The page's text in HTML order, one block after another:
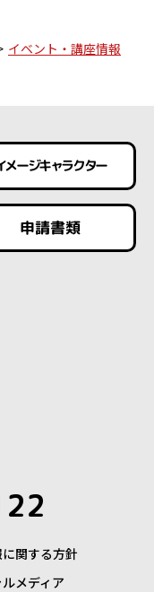
イベント・講座情報
メージキャラクター
申請書類
関する方針
メディア